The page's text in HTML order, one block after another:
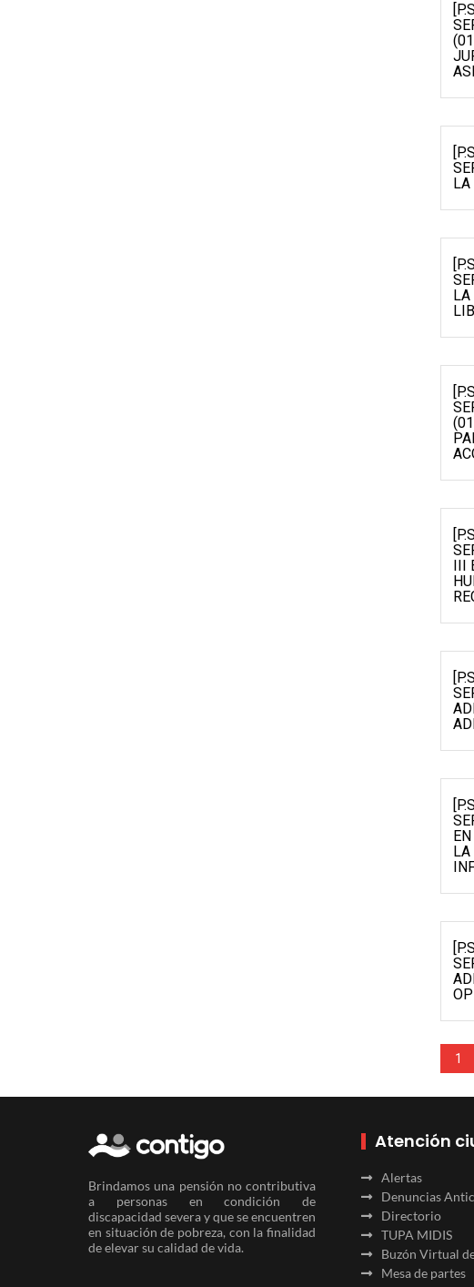
LA
LA
III
LA
1
Brindamos una pensión no contributiva
a personas en condición de
discapacidad severa y que se encuentren
en situación de pobreza, con la finalidad
de elevar su calidad de vida.
Atención
Alertas
Denuncias
Directorio
TUPA MIDIS
Buzón Virtual
Mesa de partes